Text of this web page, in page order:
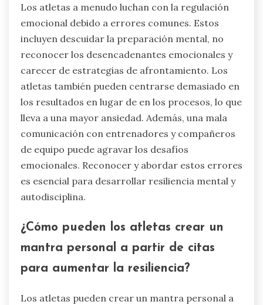
Los atletas a menudo luchan con la regulación
emocional debido a errores comunes. Estos
incluyen descuidar la preparación mental, no
reconocer los desencadenantes emocionales y
carecer de estrategias de afrontamiento. Los
atletas también pueden centrarse demasiado en
los resultados en lugar de en los procesos, lo que
lleva a una mayor ansiedad. Además, una mala
comunicación con entrenadores y compañeros
de equipo puede agravar los desafíos
emocionales. Reconocer y abordar estos errores
es esencial para desarrollar resiliencia mental y
autodisciplina.
¿Cómo pueden los atletas crear un
mantra personal a partir de citas
para aumentar la resiliencia?
Los atletas pueden crear un mantra personal a